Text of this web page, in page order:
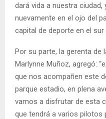
dará vida a nuestra
nuevamente en el ojo del
capital de deporte en el sur
Por su parte, la gerenta de
Marlynne Muñoz, agregó:
que nos acompañen este
parque estadio, en plena
vamos a disfrutar de esta
que tendrá a varios